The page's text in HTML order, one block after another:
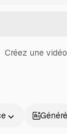
Créez une